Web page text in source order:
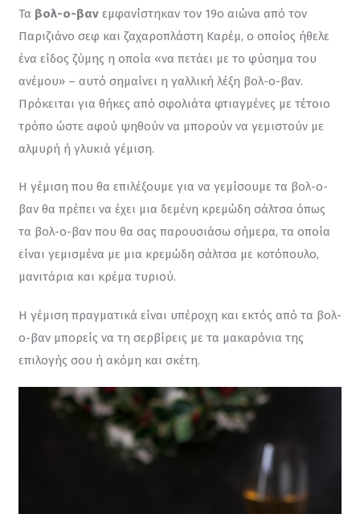
Τα βολ-ο-βαν εμφανίστηκαν τον 19ο αιώνα από τον
Παριζιάνο σεφ και ζαχαροπλάστη Καρέμ, ο οποίος ήθελε
ένα είδος ζύμης η οποία «να πετάει με το φύσημα του
ανέμου» – αυτό σημαίνει η γαλλική λέξη βολ-ο-βαν.
Πρόκειται για θήκες από σφολιάτα φτιαγμένες με τέτοιο
τρόπο ώστε αφού ψηθούν να μπορούν να γεμιστούν με
αλμυρή ή γλυκιά γέμιση.
Η γέμιση που θα επιλέξουμε για να γεμίσουμε τα βολ-ο-
βαν θα πρέπει να έχει μια δεμένη κρεμώδη σάλτσα όπως
τα βολ-ο-βαν που θα σας παρουσιάσω σήμερα, τα οποία
είναι γεμισμένα με μια κρεμώδη σάλτσα με κοτόπουλο,
μανιτάρια και κρέμα τυριού.
Η γέμιση πραγματικά είναι υπέροχη και εκτός από τα βολ-
ο-βαν μπορείς να τη σερβίρεις με τα μακαρόνια της
επιλογής σου ή ακόμη και σκέτη.